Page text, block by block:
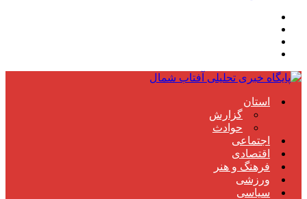
استان
گزارش
حوادث
اجتماعی
اقتصادی
فرهنگ و هنر
ورزشی
سیاسی